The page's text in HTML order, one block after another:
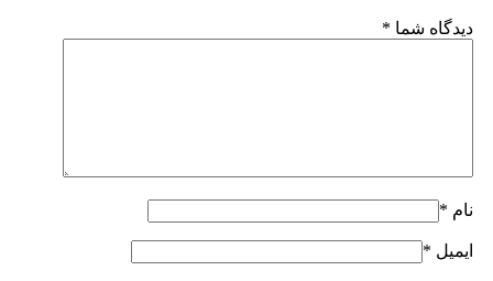
دیدگاه شما *
نام *
ایمیل *